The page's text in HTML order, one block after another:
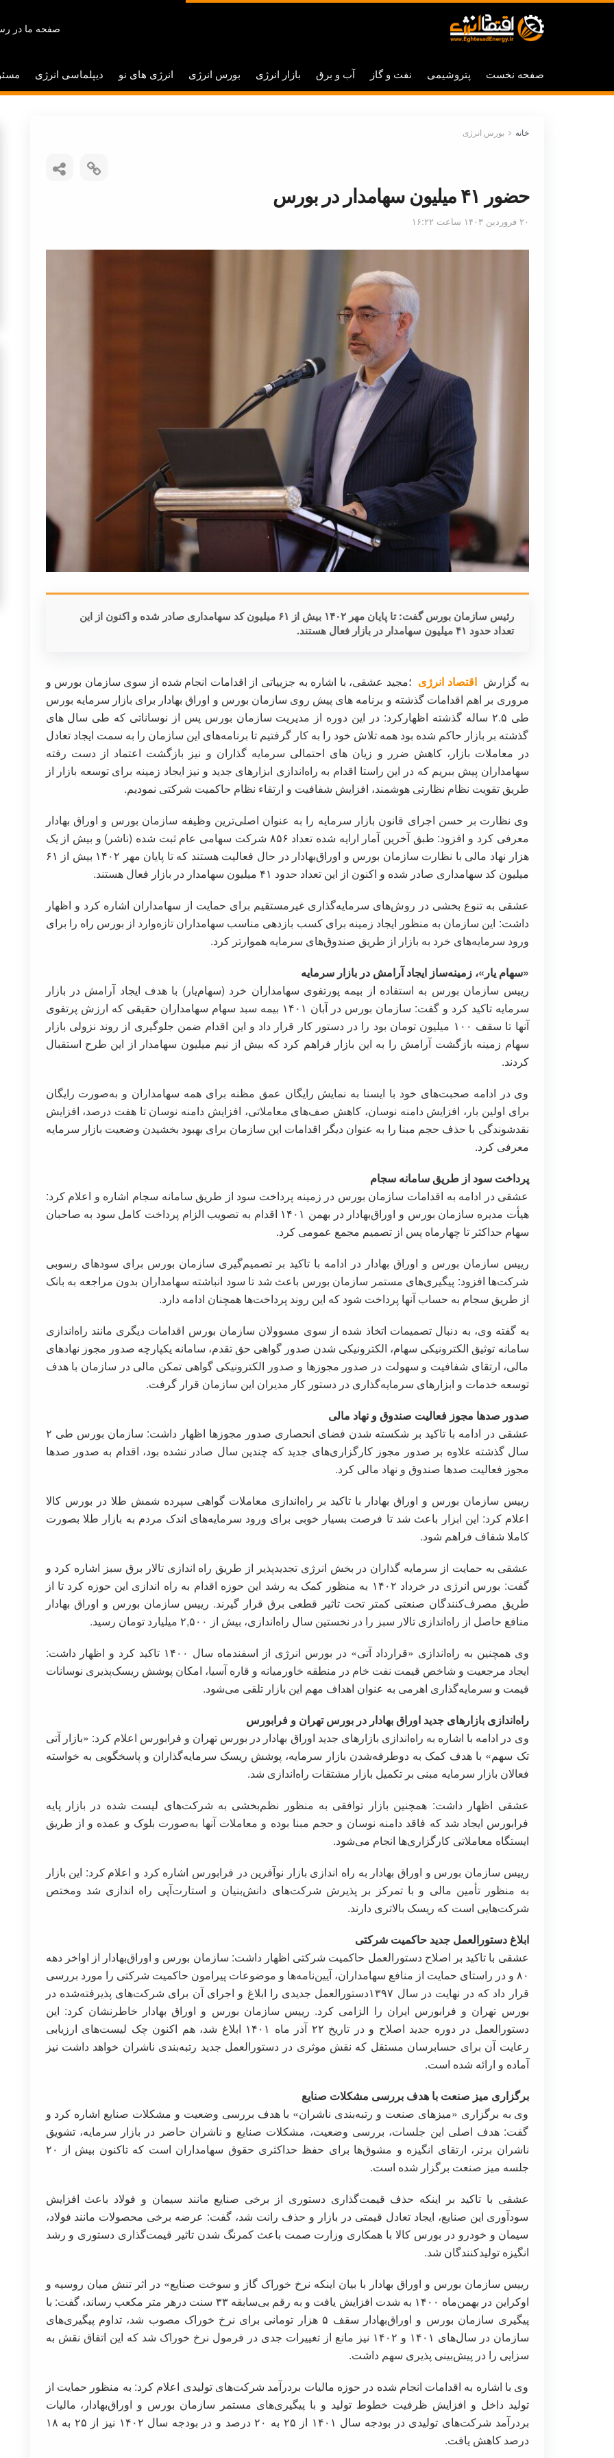
صفحه ما در
صفحه نخست پتروشیمی نفت و گاز آب و برق بازار انرژی بورس انرژی انرژی های نو دیپلماسی انرژی
خانه بورس انرژی
حضور ۴۱ میلیون سهامدار در بورس
۲۰ فروردین ۱۴۰۳ ساعت ۱۶:۲۲
رئیس سازمان بورس گفت: تا پایان مهر ۱۴۰۲ بیش از ۶۱ میلیون کد سهامداری صادر شده و اکنون از این
تعداد حدود ۴۱ میلیون سهامدار در بازار فعال هستند.
به گزارشاقتصاد انرژی ؛مجید عشقی، با اشاره به جزییاتی از اقدامات انجام شده از سوی سازمان بورس و
مروری بر اهم اقدامات گذشته و برنامه های پیش روی سازمان بورس و اوراق بهادار برای بازار سرمایه بورس
طی ۲.۵ ساله گذشته اظهارکرد: در این دوره از مدیریت سازمان بورس پس از نوساناتی که طی سال های
گذشته بر بازار حاکم شده بود همه تلاش خود را به کار گرفتیم تا برنامه‌های این سازمان را به سمت ایجاد تعادل
در معاملات بازار، کاهش ضرر و زیان های احتمالی سرمایه گذاران و نیز بازگشت اعتماد از دست رفته
سهامداران پیش ببریم که در این راستا اقدام به راه‌اندازی ابزارهای جدید و نیز ایجاد زمینه برای توسعه بازار از
طریق تقویت نظام نظارتی هوشمند، افزایش شفافیت و ارتقاء نظام حاکمیت شرکتی نمودیم.
وی نظارت بر حسن اجرای قانون بازار سرمایه را به عنوان اصلی‌ترین وظیفه سازمان بورس و اوراق بهادار
معرفی کرد و افزود: طبق آخرین آمار ارایه شده تعداد ۸۵۶ شرکت سهامی عام ثبت شده (ناشر) و بیش از یک
هزار نهاد مالی با نظارت سازمان بورس و اوراق‌بهادار در حال فعالیت هستند که تا پایان مهر ۱۴۰۲ بیش از ۶۱
میلیون کد سهامداری صادر شده و اکنون از این تعداد حدود ۴۱ میلیون سهامدار در بازار فعال هستند.
عشقی به تنوع بخشی در روش‌های سرمایه‌گذاری غیرمستقیم برای حمایت از سهامداران اشاره کرد و اظهار
داشت: این سازمان به منظور ایجاد زمینه برای کسب بازدهی مناسب سهامداران تازه‌وارد از بورس راه را برای
ورود سرمایه‌های خرد به بازار از طریق صندوق‌های سرمایه هموارتر کرد.
«سهام یار»، زمینه‌ساز ایجاد آرامش در بازار سرمایه
رییس سازمان بورس به استفاده از بیمه پورتفوی سهامداران خرد (سهام‌یار) با هدف ایجاد آرامش در بازار
سرمایه تاکید کرد و گفت: سازمان بورس در آبان ۱۴۰۱ بیمه سبد سهام سهامداران حقیقی که ارزش پرتفوی
آنها تا سقف ۱۰۰ میلیون تومان بود را در دستور کار قرار داد و این اقدام ضمن جلوگیری از روند نزولی بازار
سهام زمینه بازگشت آرامش را به این بازار فراهم کرد که بیش از نیم میلیون سهامدار از این طرح استقبال
کردند.
وی در ادامه صحبت‌های خود با ایسنا به نمایش رایگان عمق مظنه برای همه سهامداران و به‌صورت رایگان
برای اولین بار، افزایش دامنه نوسان، کاهش صف‌های معاملاتی، افزایش دامنه نوسان تا هفت درصد، افزایش
نقدشوندگی با حذف حجم مبنا را به عنوان دیگر اقدامات این سازمان برای بهبود بخشیدن وضعیت بازار سرمایه
معرفی کرد.
پرداخت سود از طریق سامانه سجام
عشقی در ادامه به اقدامات سازمان بورس در زمینه پرداخت سود از طریق سامانه سجام اشاره و اعلام کرد:
هیأت مدیره سازمان بورس و اوراق‌بهادار در بهمن ۱۴۰۱ اقدام به تصویب الزام پرداخت کامل سود به صاحبان
سهام حداکثر تا چهارماه پس از تصمیم مجمع عمومی کرد.
رییس سازمان بورس و اوراق بهادار در ادامه با تاکید بر تصمیم‌گیری سازمان بورس برای سودهای رسوبی
شرکت‌ها افزود: پیگیری‌های مستمر سازمان بورس باعث شد تا سود انباشته سهامداران بدون مراجعه به بانک
از طریق سجام به حساب آنها پرداخت شود که این روند پرداخت‌ها همچنان ادامه دارد.
به گفته وی، به دنبال تصمیمات اتخاذ شده از سوی مسوولان سازمان بورس اقدامات دیگری مانند راه‌اندازی
سامانه توثیق الکترونیکی سهام، الکترونیکی شدن صدور گواهی حق تقدم، سامانه یکپارچه صدور مجوز نهادهای
مالی، ارتقای شفافیت و سهولت در صدور مجوزها و صدور الکترونیکی گواهی تمکن مالی در سازمان با هدف
توسعه خدمات و ابزارهای سرمایه‌گذاری در دستور کار مدیران این سازمان قرار گرفت.
صدور صدها مجوز فعالیت صندوق و نهاد مالی
عشقی در ادامه با تاکید بر شکسته شدن فضای انحصاری صدور مجوزها اظهار داشت: سازمان بورس طی ۲
سال گذشته علاوه بر صدور مجوز کارگزاری‌های جدید که چندین سال صادر نشده بود، اقدام به صدور صدها
مجوز فعالیت صدها صندوق و نهاد مالی کرد.
رییس سازمان بورس و اوراق بهادار با تاکید بر راه‌اندازی معاملات گواهی سپرده شمش طلا در بورس کالا
اعلام کرد: این ابزار باعث شد تا فرصت بسیار خوبی برای ورود سرمایه‌های اندک مردم به بازار طلا بصورت
کاملا شفاف فراهم شود.
عشقی به حمایت از سرمایه گذاران در بخش انرژی تجدیدپذیر از طریق راه اندازی تالار برق سبز اشاره کرد و
گفت: بورس انرژی در خرداد ۱۴۰۲ به منظور کمک به رشد این حوزه اقدام به راه اندازی این حوزه کرد تا از
طریق مصرف‌کنندگان صنعتی کمتر تحت تاثیر قطعی برق قرار گیرند. رییس سازمان بورس و اوراق بهادار
منافع حاصل از راه‌اندازی تالار سبز را در نخستین سال راه‌اندازی، بیش از ۲,۵۰۰ میلیارد تومان رسید.
وی همچنین به راه‌اندازی «قرارداد آتی» در بورس انرژی از اسفندماه سال ۱۴۰۰ تاکید کرد و اظهار داشت:
ایجاد مرجعیت و شاخص قیمت نفت خام در منطقه خاورمیانه و قاره آسیا، امکان پوشش ریسک‌پذیری نوسانات
قیمت و سرمایه‌گذاری اهرمی به عنوان اهداف مهم این بازار تلقی می‌شود.
راه‌اندازی بازارهای جدید اوراق بهادار در بورس تهران و فرابورس
وی در ادامه با اشاره به راه‌اندازی بازارهای جدید اوراق بهادار در بورس تهران و فرابورس اعلام کرد: «بازار آتی
تک سهم» با هدف کمک به دوطرفه‌شدن بازار سرمایه، پوشش ریسک سرمایه‌گذاران و پاسخگویی به خواسته
فعالان بازار سرمایه مبنی بر تکمیل بازار مشتقات راه‌اندازی شد.
عشقی اظهار داشت: همچنین بازار توافقی به منظور نظم‌بخشی به شرکت‌های لیست شده در بازار پایه
فرابورس ایجاد شد که فاقد دامنه نوسان و حجم ‌مبنا بوده و معاملات آنها به‌صورت بلوک و عمده و از طریق
ایستگاه معاملاتی کارگزاری‌ها انجام می‌شود.
رییس سازمان بورس و اوراق بهادار به راه اندازی بازار نوآفرین در فرابورس اشاره کرد و اعلام کرد: این بازار
به منظور تأمین مالی و با تمرکز بر پذیرش شرکت‌های دانش‌بنیان و استارت‌آپی راه اندازی شد ومختص
شرکت‌هایی است که ریسک بالاتری دارند.
ابلاغ دستورالعمل جدید حاکمیت شرکتی
عشقی با تاکید بر اصلاح دستورالعمل حاکمیت شرکتی اظهار داشت: سازمان بورس و اوراق‌بهادار از اواخر دهه
۸۰ و در راستای حمایت از منافع سهامداران، آیین‌نامه‌ها و موضوعات پیرامون حاکمیت شرکتی را مورد بررسی
قرار داد که در نهایت در سال ۱۳۹۷دستورالعمل جدیدی را ابلاغ و اجرای آن برای شرکت‌های پذیرفته‌شده در
بورس تهران و فرابورس ایران را الزامی کرد. رییس سازمان بورس و اوراق بهادار خاطرنشان کرد: این
دستورالعمل در دوره جدید اصلاح و در تاریخ ۲۲ آذر ماه ۱۴۰۱ ابلاغ شد، هم اکنون چک لیست‌های ارزیابی
رعایت آن برای حسابرسان مستقل که نقش موثری در دستورالعمل جدید رتبه‌بندی ناشران خواهد داشت نیز
آماده و ارائه شده است.
برگزاری میز صنعت با هدف بررسی مشکلات صنایع
وی به برگزاری «میزهای صنعت و رتبه‌بندی ناشران» با هدف بررسی وضعیت و مشکلات صنایع اشاره کرد و
گفت: هدف اصلی این جلسات، بررسی وضعیت، مشکلات صنایع و ناشران حاضر در بازار سرمایه، تشویق
ناشران برتر، ارتقای انگیزه و مشوق‌ها برای حفظ حداکثری حقوق سهامداران است که تاکنون بیش از ۲۰
جلسه میز صنعت برگزار شده است.
عشقی با تاکید بر اینکه حذف قیمت‌گذاری دستوری از برخی صنایع مانند سیمان و فولاد باعث افزایش
سودآوری این صنایع، ایجاد تعادل قیمتی در بازار و حذف رانت شد، گفت: عرضه برخی محصولات مانند فولاد،
سیمان و خودرو در بورس کالا با همکاری وزارت صمت باعث کمرنگ شدن تاثیر قیمت‌گذاری دستوری و رشد
انگیزه تولیدکنندگان شد.
رییس سازمان بورس و اوراق بهادار با بیان اینکه نرخ خوراک گاز و سوخت صنایع» در اثر تنش میان روسیه و
اوکراین در بهمن‌ماه ۱۴۰۰ به شدت افزایش یافت و به رقم بی‌سابقه ۳۳ سنت درهر متر مکعب رساند، گفت: با
پیگیری سازمان بورس و اوراق‌بهادار سقف ۵ هزار تومانی برای نرخ خوراک مصوب شد، تداوم پیگیری‌های‌
سازمان در سال‌های ۱۴۰۱ و ۱۴۰۲ نیز مانع از تغییرات جدی در فرمول نرخ خوراک شد که این اتفاق نقش به
سزایی را در پیش‌بینی پذیری سهم داشت.
وی با اشاره به اقدامات انجام شده در حوزه مالیات بردرآمد شرکت‌های تولیدی اعلام کرد: به منظور حمایت از
تولید داخل و افزایش ظرفیت خطوط تولید و با پیگیری‌های مستمر سازمان بورس و اوراق‌بهادار، مالیات
بردرآمد شرکت‌های تولیدی در بودجه سال ۱۴۰۱ از ۲۵ به ۲۰ درصد و در بودجه سال ۱۴۰۲ نیز از ۲۵ به ۱۸
درصد کاهش یافت.